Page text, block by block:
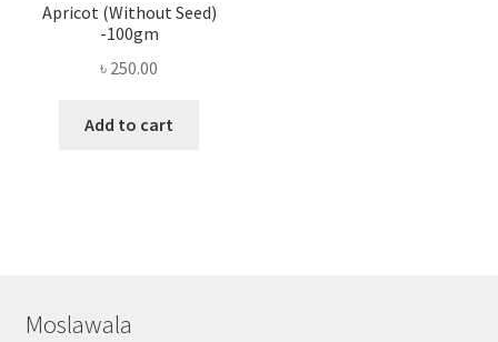
Apricot (Without Seed)
-100gm
৳ 250.00
Add to cart
Moslawala